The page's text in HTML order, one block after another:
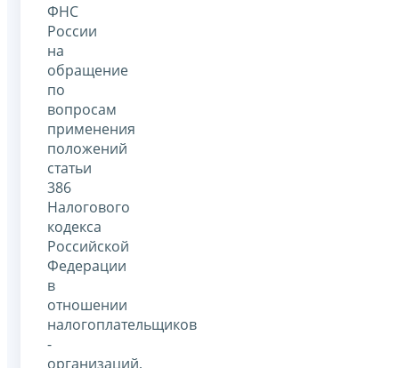
ФНС
России
на
обращение
по
вопросам
применения
положений
статьи
386
Налогового
кодекса
Российской
Федерации
в
отношении
налогоплательщиков
-
организаций,